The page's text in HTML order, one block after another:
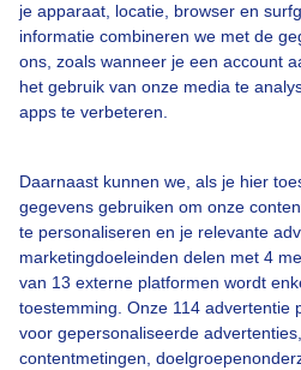
je apparaat, locatie, browser en
informatie combineren we met de
ons, zoals wanneer je een account
het gebruik van onze media te
apps te verbeteren.
Daarnaast kunnen we, als je hier
gegevens gebruiken om onze
te personaliseren en je relevante
marketingdoeleinden delen met 4
van 13 externe platformen wordt
toestemming. Onze 114 advertentie
voor gepersonaliseerde
contentmetingen,
Over Buienradar